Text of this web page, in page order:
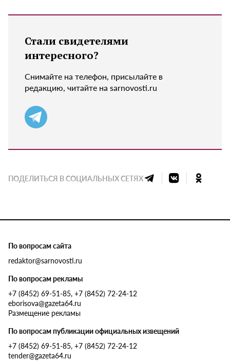
Стали свидетелями
интересного?
Снимайте на телефон, присылайте в
редакцию, читайте на sarnovosti.ru
ПОДЕЛИТЬСЯ В СОЦИАЛЬНЫХ СЕТЯХ
По вопросам сайта
redaktor@sarnovosti.ru
По вопросам рекламы
+7 (8452) 69-51-85, +7 (8452) 72-24-12
eborisova@gazeta64.ru
Размещение рекламы
По вопросам публикации официальных извещений
+7 (8452) 69-51-85, +7 (8452) 72-24-12
tender@gazeta64.ru